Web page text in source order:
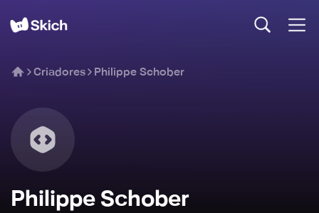
Criadores Philippe Schober
Philippe Schober